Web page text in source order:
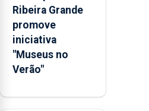
anunciou
o
Governo
Regional.
Ribeira Grande
promove
iniciativa
"Museus no
Verão"